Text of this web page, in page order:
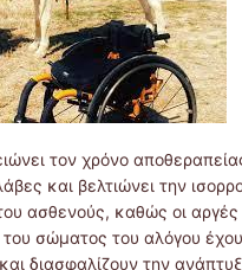
τον χρόνο
και βελτιώνει την
ασθενούς, καθώς οι αργές
του σώματος του αλόγου
διασφαλίζουν την